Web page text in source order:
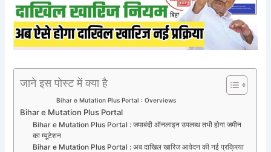
जाने इस पोस्ट में क्या है
Bihar e Mutation Plus Portal : Overviews
Bihar e Mutation Plus Portal
Bihar e Mutation Plus Portal : जमाबंदी ऑनलाइन उपलब्ध तभी होगा जमीन
का म्यूटेशन
Bihar e Mutation Plus Portal : अब दाखिल खारिज आवेदन की नई प्रक्रिया